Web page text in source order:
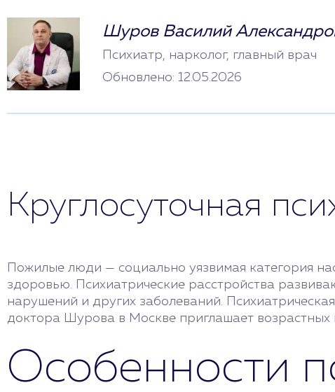
Шуров Василий
Психиатр, нарколог, главный врач
Обновлено: 12.05.2026
Круглосуточная
Пожилые люди — социально уязвимая категория
здоровью. Психиатрические расстройства
нарушений и других заболеваний.
доктора Шурова в Москве приглашает возрастных
Особенности